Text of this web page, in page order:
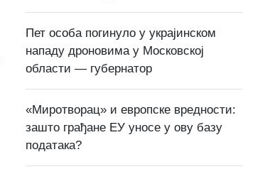
Пет особа погинуло у украјинском
нападу дроновима у Московској
области — губернатор
«Миротворац» и европске вредности:
зашто грађане ЕУ уносе у ову базу
података?